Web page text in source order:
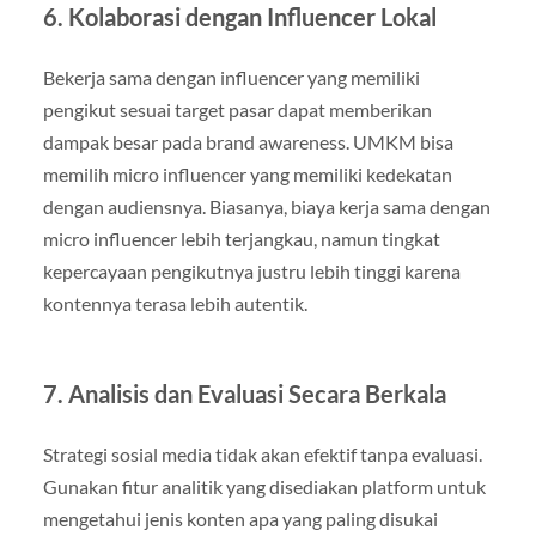
6. Kolaborasi dengan Influencer Lokal
Bekerja sama dengan influencer yang memiliki
pengikut sesuai target pasar dapat memberikan
dampak besar pada brand awareness. UMKM bisa
memilih micro influencer yang memiliki kedekatan
dengan audiensnya. Biasanya, biaya kerja sama dengan
micro influencer lebih terjangkau, namun tingkat
kepercayaan pengikutnya justru lebih tinggi karena
kontennya terasa lebih autentik.
7. Analisis dan Evaluasi Secara Berkala
Strategi sosial media tidak akan efektif tanpa evaluasi.
Gunakan fitur analitik yang disediakan platform untuk
mengetahui jenis konten apa yang paling disukai